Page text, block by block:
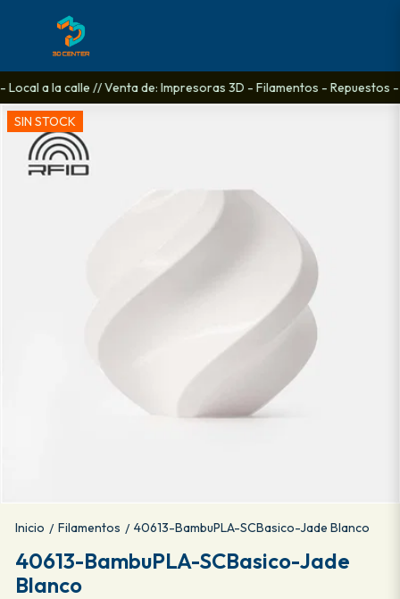
a la calle // Venta de: Impresoras 3D - Filamentos - Repuestos -
SIN STOCK
Inicio / Filamentos / 40613-BambuPLA-SCBasico-Jade Blanco
40613-BambuPLA-SCBasico-Jade
Blanco